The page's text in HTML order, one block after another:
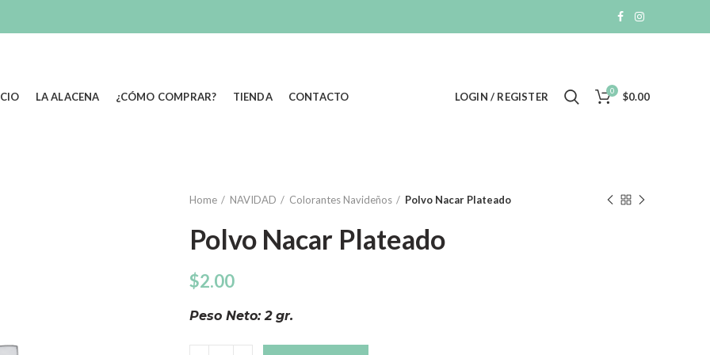
LA ALACENA ¿CÓMO COMPRAR? TIENDA CONTACTO LOGIN / REGISTER 0 $0.00
Home NAVIDAD Colorantes Navideños Polvo Nacar Plateado
Polvo Nacar Plateado
$2.00
Peso Neto: 2 gr.